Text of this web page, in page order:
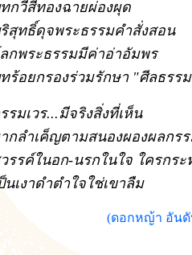
กวีสีทองฉายผ่องผุด
สุทธิ์ดุจพระธรรมคำสั่งสอน
กพระธรรมมีค่าอ่าอัมพร
ร้อยกรองร่วมรักษา "ศีลธรร
รมเวร...มีจริงสิ่งที่เห็น
กลำเค็ญตามสนองผองผลกร
รรค์ในอก-นรกในใจ ใครกระ
นเงาดำตำใจใช่เขาลืม
(ดอกหญ้า อันดั